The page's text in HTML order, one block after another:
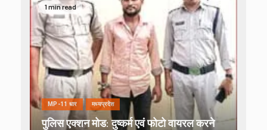
1 min read
MP-11 धार मध्यप्रदेश
पुलिस एक्शन मोड: दुष्कर्म एवं फोटो वायरल करने